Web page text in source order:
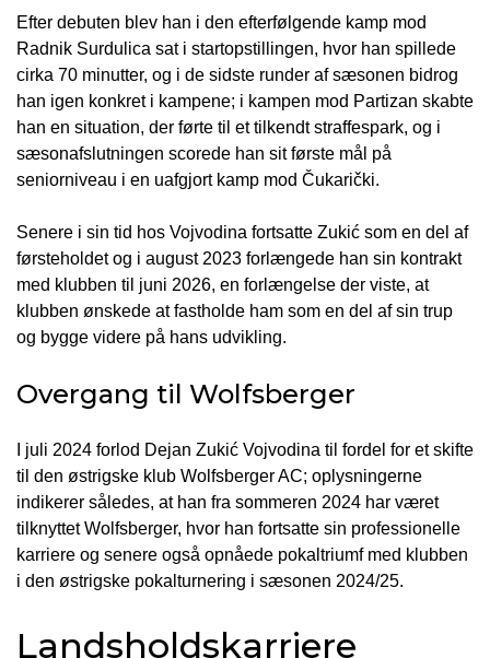
Efter debuten blev han i den efterfølgende kamp mod
Radnik Surdulica sat i startopstillingen, hvor han spillede
cirka 70 minutter, og i de sidste runder af sæsonen bidrog
han igen konkret i kampene; i kampen mod Partizan skabte
han en situation, der førte til et tilkendt straffespark, og i
sæsonafslutningen scorede han sit første mål på
seniorniveau i en uafgjort kamp mod Čukarički.
Senere i sin tid hos Vojvodina fortsatte Zukić som en del af
førsteholdet og i august 2023 forlængede han sin kontrakt
med klubben til juni 2026, en forlængelse der viste, at
klubben ønskede at fastholde ham som en del af sin trup
og bygge videre på hans udvikling.
Overgang til Wolfsberger
I juli 2024 forlod Dejan Zukić Vojvodina til fordel for et skifte
til den østrigske klub Wolfsberger AC; oplysningerne
indikerer således, at han fra sommeren 2024 har været
tilknyttet Wolfsberger, hvor han fortsatte sin professionelle
karriere og senere også opnåede pokaltriumf med klubben
i den østrigske pokalturnering i sæsonen 2024/25.
Landsholdskarriere